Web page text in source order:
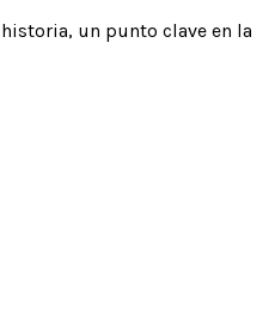
un punto clave en la